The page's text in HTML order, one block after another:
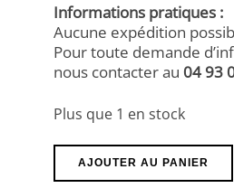
Informations pratiques :
Aucune expédition
Pour toute demande
nous contacter au 04 93
Plus que 1 en stock
quantité
AJOUTER AU PANIER